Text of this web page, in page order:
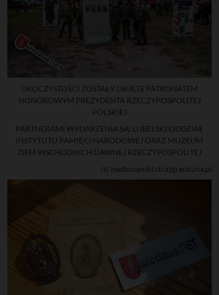
UROCZYSTOŚCI ZOSTAŁY OBJĘTE PATRONATEM
HONOROWYM PREZYDENTA RZECZYPOSPOLITEJ
POLSKIEJ
PARTNERAMI WYDARZENIA SĄ: LUBELSKI ODDZIAŁ
INSTYTUTU PAMIĘCI NARODOWEJ ORAZ MUZEUM
ZIEM WSCHODNICH DAWNEJ RZECZYPOSPOLITEJ
/ź/ nadbuzanski.strazgraniczna.pl